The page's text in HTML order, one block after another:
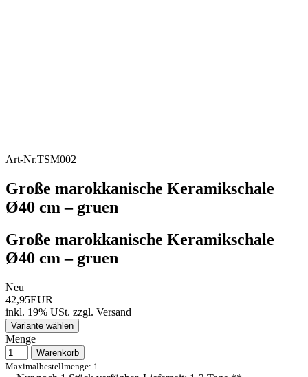
Art-Nr.TSM002
Große marokkanische Keramikschale
Ø40 cm – gruen
Große marokkanische Keramikschale
Ø40 cm – gruen
Neu
42,95EUR
inkl. 19% USt. zzgl. Versand
Variante wählen
Menge
Warenkorb
Maximalbestellmenge: 1